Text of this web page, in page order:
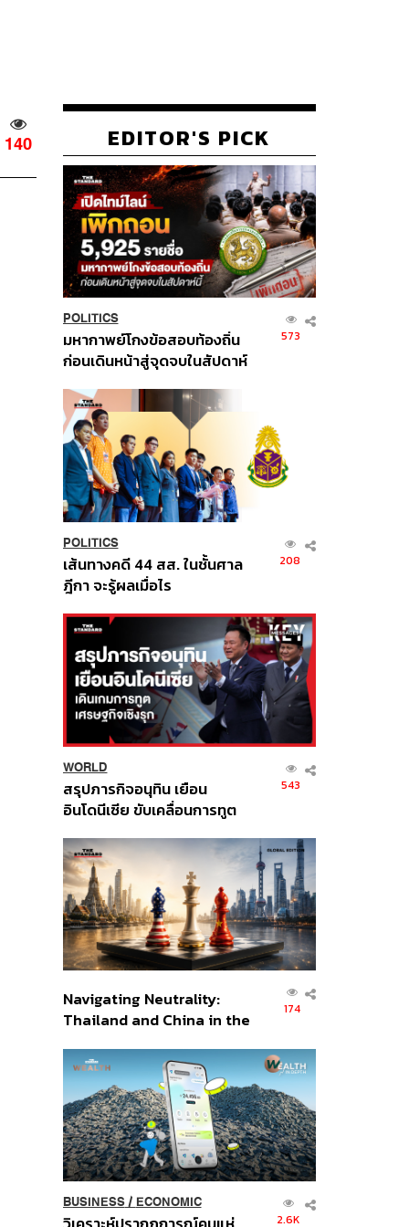
140 EDITOR'S PICK
POLITICS
มหากาพย์โกงข้อสอบท้องถิ่น
ก่อนเดินหน้าสู่จุดจบในสัปดาห์
573
POLITICS
เส้นทางคดี 44 สส. ในชั้นศาล
ฎีกา จะรู้ผลเมื่อไร
208
WORLD
สรุปภารกิจอนุทิน เยือน
อินโดนีเซีย ขับเคลื่อนการทูต
ส่วนยุทธศาสตร์ไทย –
อินโดนีเซีย
543
Navigating Neutrality:
Thailand and China in the
Order
174
BUSINESS/ ECONOMIC
2.6K